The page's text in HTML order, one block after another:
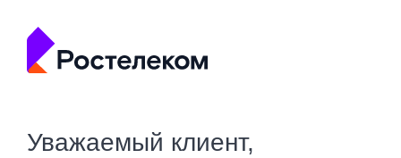
Уважаемый клиент,